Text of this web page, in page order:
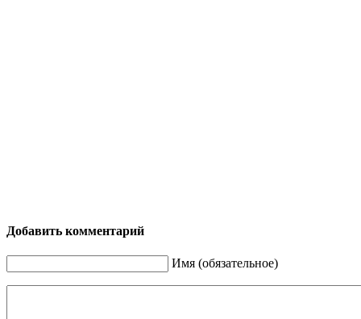
Добавить комментарий
Имя (обязательное)